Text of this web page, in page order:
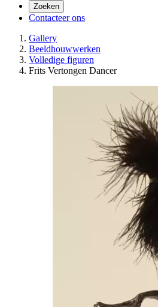
Zoeken
Contacteer ons
Gallery
Beeldhouwwerken
Volledige figuren
Frits Vertongen Dancer